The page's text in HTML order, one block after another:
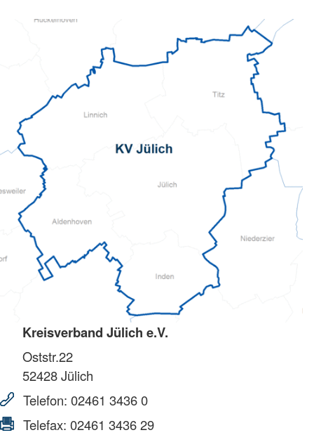
Kreisverband Jülich e.V.
Oststr.22
52428Jülich
Telefon: 02461 3436 0
Telefax: 02461 3436 29